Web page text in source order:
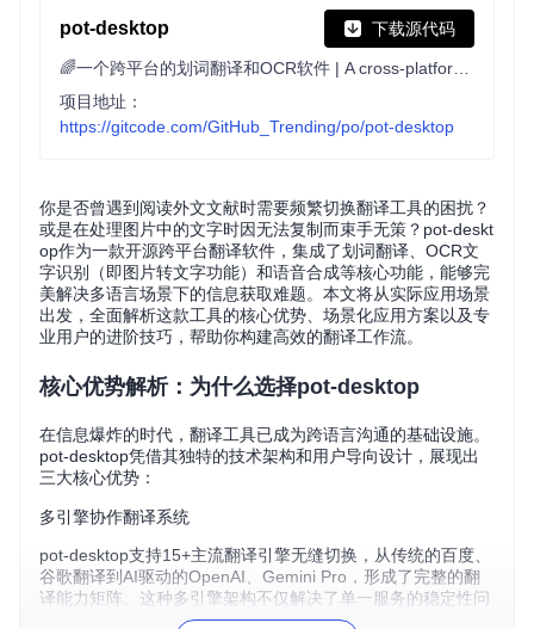
pot-desktop 下载源代码
项目地址：
https://gitcode.com/GitHub_Trending/po/pot-desktop
你是否曾遇到阅读外文文献时需要频繁切换翻译工具的困扰？
或是在处理图片中的文字时因无法复制而束手无策？pot-deskt
op作为一款开源跨平台翻译软件，集成了划词翻译、OCR文
字识别（即图片转文字功能）和语音合成等核心功能，能够完
美解决多语言场景下的信息获取难题。本文将从实际应用场景
出发，全面解析这款工具的核心优势、场景化应用方案以及专
业用户的进阶技巧，帮助你构建高效的翻译工作流。
核心优势解析：为什么选择pot-desktop
在信息爆炸的时代，翻译工具已成为跨语言沟通的基础设施。
pot-desktop凭借其独特的技术架构和用户导向设计，展现出
三大核心优势：
多引擎协作翻译系统
pot-desktop支持15+主流翻译引擎无缝切换，从传统的百度、
谷歌翻译到AI驱动的OpenAI、Gemini Pro，形成了完整的翻
译能力矩阵。这种多引擎架构不仅解决了单一服务的稳定性问
题，还能针对不同场景智能匹配最优翻译结果。